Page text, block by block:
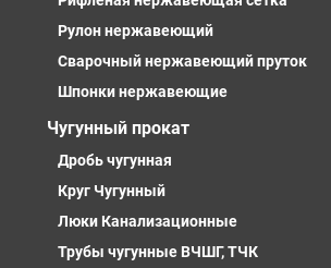
Рулон нержавеющий
Сварочный нержавеющий пруток
Шпонки нержавеющие
Чугунный прокат
Дробь чугунная
Круг Чугунный
Люки Канализационные
Трубы чугунные ВЧШГ, ТЧК